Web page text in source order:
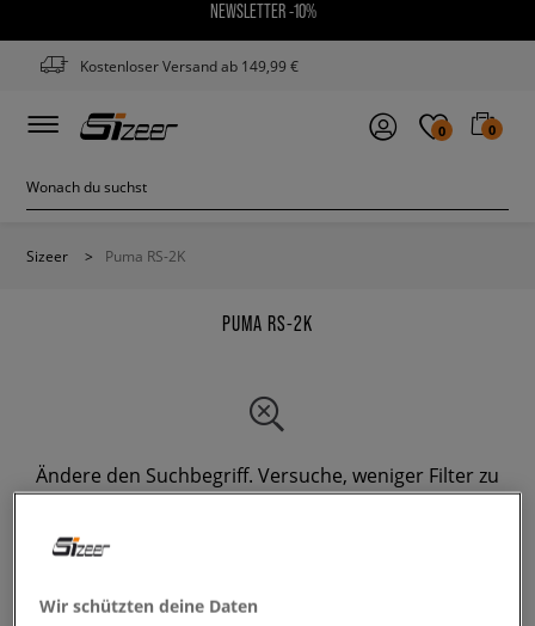
NEWSLETTER -10%
Kostenloser Versand ab 149,99 €
0 0
Sizeer > Puma RS-2K
PUMA RS-2K
Ändere den Suchbegriff. Versuche, weniger Filter zu
verwenden.
Wir schützten deine Daten